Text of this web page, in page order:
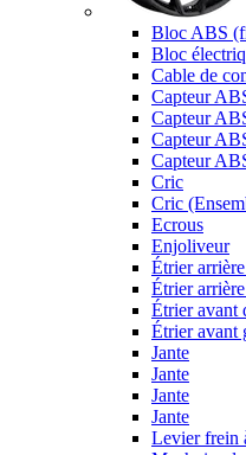
Bloc ABS
Bloc
Cable de
Capteur
Capteur
Capteur
Capteur
Cric
Cric
Ecrous
Enjoliveur
Étrier
Étrier
Étrier avant
Étrier avant
Jante
Jante
Jante
Jante
Levier frein